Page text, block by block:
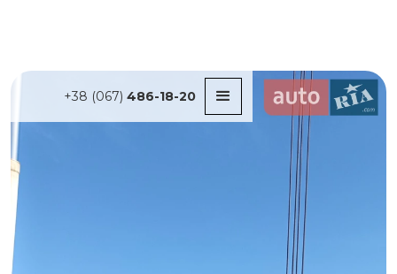
+38 (067) 486-18-20